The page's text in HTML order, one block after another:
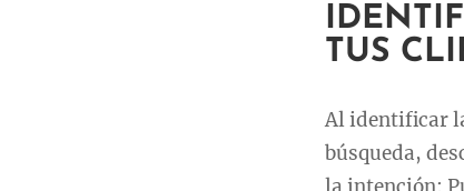
TUS
Al identificar
búsqueda,